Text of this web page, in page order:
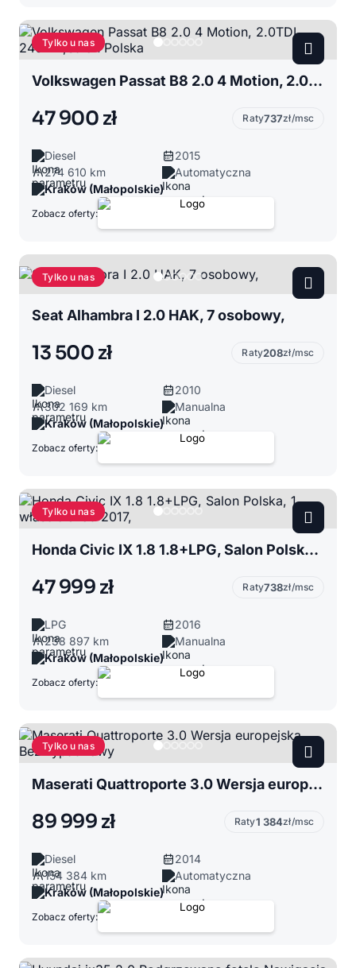
Tylko u nas
Volkswagen Passat B8 2.0 4 Motion, 2.0TDI 240KM,Salon Polska
47 900 zł Raty737zł/msc
Diesel
2015
274 610 km
Automatyczna
Kraków (Małopolskie)
Zobacz oferty:
Tylko u nas
Seat Alhambra I 2.0 HAK, 7 osobowy,
13 500 zł Raty208zł/msc
Diesel
2010
302 169 km
Manualna
Kraków (Małopolskie)
Zobacz oferty:
Tylko u nas
Honda Civic IX 1.8 1.8+LPG, Salon Polska, 1 właściciel od 2017,
47 999 zł Raty738zł/msc
LPG
2016
238 897 km
Manualna
Kraków (Małopolskie)
Zobacz oferty:
Tylko u nas
Maserati Quattroporte 3.0 Wersja europejska, Bezwypadkowy
89 999 zł Raty1 384zł/msc
Diesel
2014
154 384 km
Automatyczna
Kraków (Małopolskie)
Zobacz oferty: